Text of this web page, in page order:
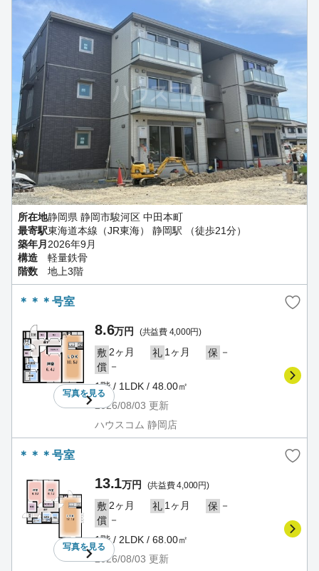
所在地静岡県 静岡市駿河区 中田本町
最寄駅東海道本線（JR東海） 静岡駅 （徒歩21分）
築年月 2026年9月
構造
軽量鉄骨
階数
地上3階
＊＊＊号室
写真を見る
8.6万円 (共益費 4,000円)
敷 2ヶ月 礼 1ヶ月 保 －
償 －
1階 / 1LDK / 48.00㎡
2026/08/03 更新
ハウスコム 静岡店
＊＊＊号室
写真を見る
13.1万円 (共益費 4,000円)
敷 2ヶ月 礼 1ヶ月 保 －
償 －
1階 / 2LDK / 68.00㎡
2026/08/03 更新